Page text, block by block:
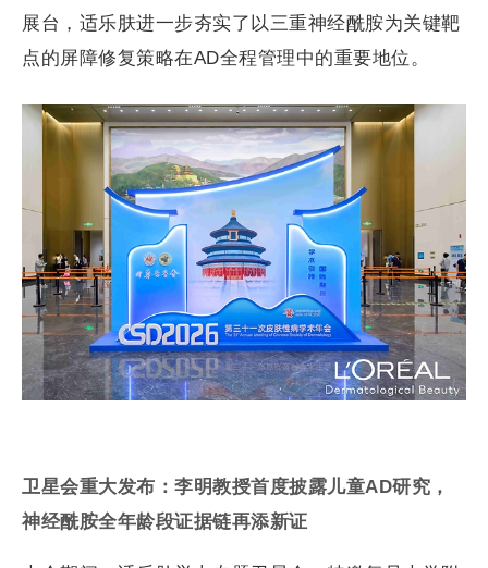
展台，适乐肤进一步夯实了以三重神经酰胺为关键靶
点的屏障修复策略在AD全程管理中的重要地位。
卫星会重大发布：李明教授首度披露儿童AD研究，
神经酰胺全年龄段证据链再添新证